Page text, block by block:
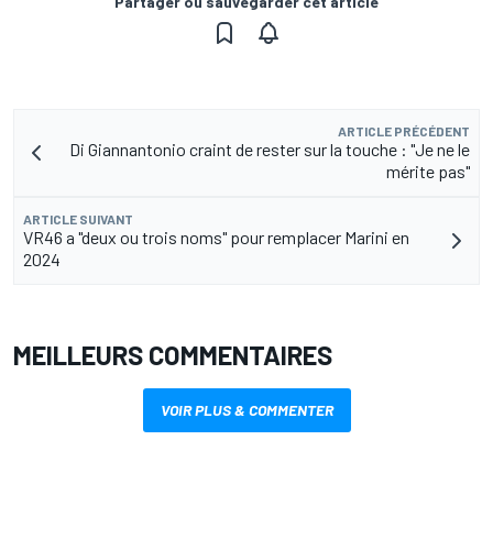
ARTICLE PRÉCÉDENT
Di Giannantonio craint de rester sur la touche : "Je ne le
mérite pas"
ARTICLE SUIVANT
VR46 a "deux ou trois noms" pour remplacer Marini en
2024
MEILLEURS COMMENTAIRES
VOIR PLUS & COMMENTER